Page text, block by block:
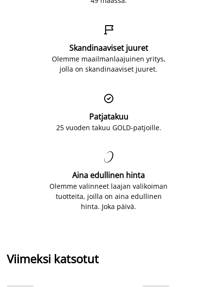

Skandinaaviset juuret
Olemme maailmanlaajuinen yritys,
jolla on skandinaaviset juuret.

Patjatakuu
25 vuoden takuu GOLD-patjoille.

Aina edullinen hinta
Olemme valinneet laajan valikoiman
tuotteita, joilla on aina edullinen
hinta. Joka päivä.
Viimeksi katsotut